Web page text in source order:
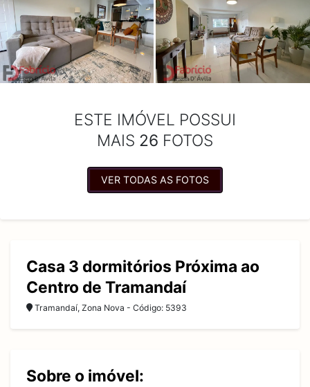
ESTE IMÓVEL POSSUI
MAIS 26 FOTOS
VER TODAS AS FOTOS
Casa 3 dormitórios Próxima ao
Centro de Tramandaí
Tramandaí, Zona Nova - Código: 5393
Sobre o imóvel: